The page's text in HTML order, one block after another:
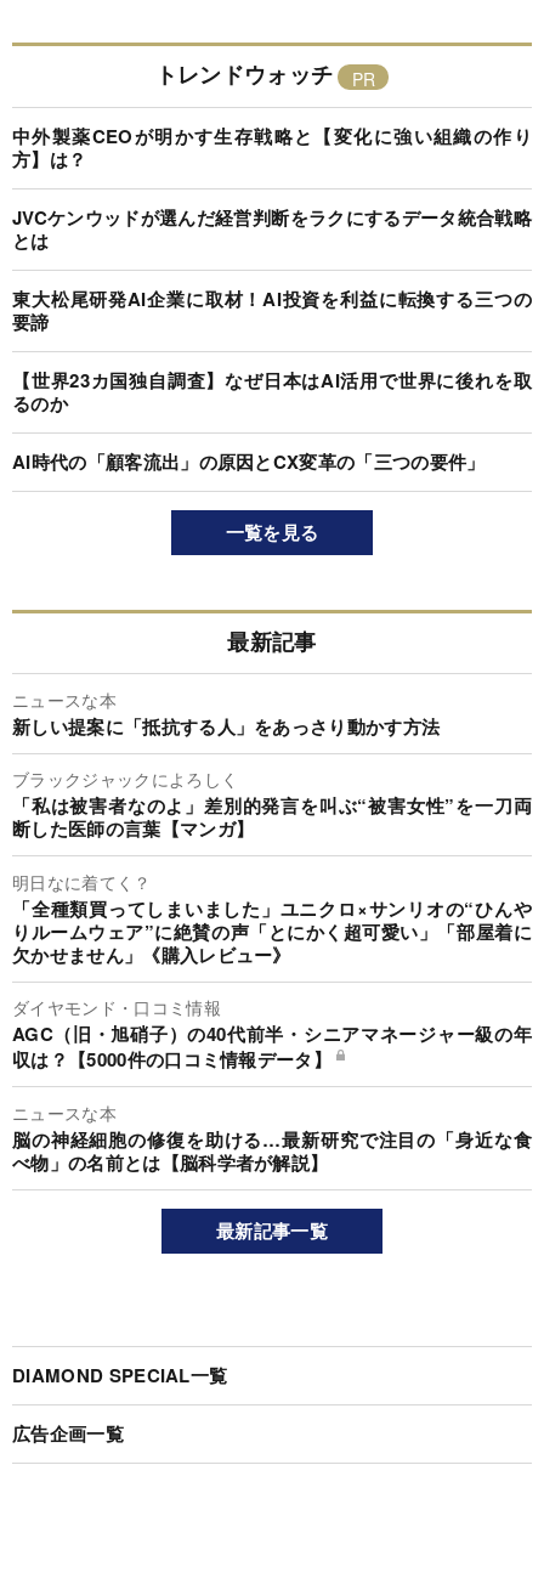
トレンドウォッチ
中外製薬CEOが明かす生存戦略と【変化に強い組織の作り
方】は？
JVCケンウッドが選んだ経営判断をラクにするデータ統合戦略
とは
東大松尾研発AI企業に取材！AI投資を利益に転換する三つの
要諦
【世界23カ国独自調査】なぜ日本はAI活用で世界に後れを取
るのか
AI時代の「顧客流出」の原因とCX変革の「三つの要件」
一覧を見る
最新記事
ニュースな本
新しい提案に「抵抗する人」をあっさり動かす方法
ブラックジャックによろしく
「私は被害者なのよ」差別的発言を叫ぶ“被害女性”を一刀両
断した医師の言葉【マンガ】
明日なに着てく？
「全種類買ってしまいました」ユニクロ×サンリオの“ひんや
りルームウェア”に絶賛の声「とにかく超可愛い」「部屋着に
欠かせません」《購入レビュー》
ダイヤモンド・口コミ情報
AGC（旧・旭硝子）の40代前半・シニアマネージャー級の年
収は？【5000件の口コミ情報データ】
ニュースな本
脳の神経細胞の修復を助ける…最新研究で注目の「身近な食
べ物」の名前とは【脳科学者が解説】
最新記事一覧
DIAMOND SPECIAL一覧
広告企画一覧